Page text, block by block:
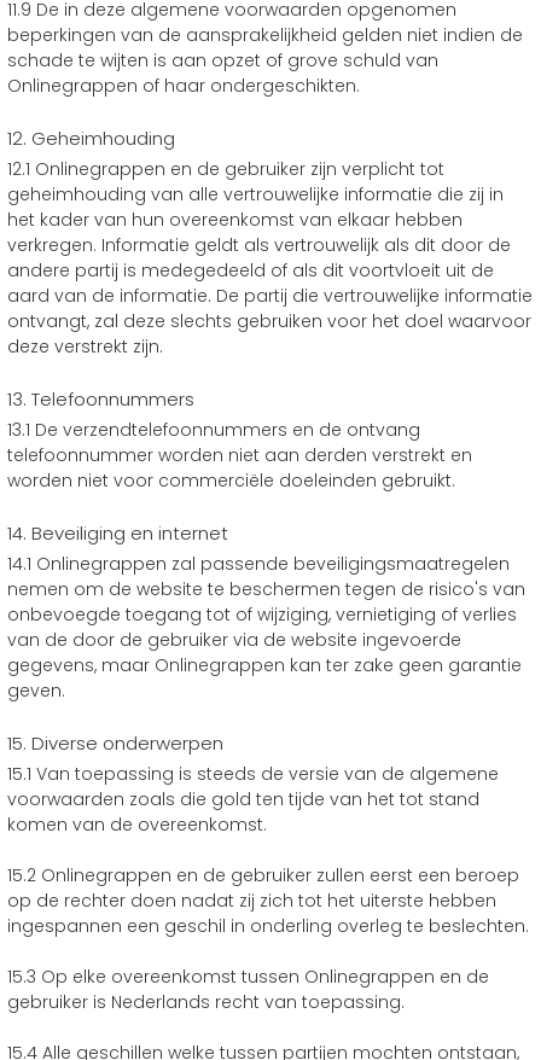
11.9 De in deze algemene voorwaarden opgenomen
beperkingen van de aansprakelijkheid gelden niet indien de
schade te wijten is aan opzet of grove schuld van
Onlinegrappen of haar ondergeschikten.
12. Geheimhouding
12.1 Onlinegrappen en de gebruiker zijn verplicht tot
geheimhouding van alle vertrouwelijke informatie die zij in
het kader van hun overeenkomst van elkaar hebben
verkregen. Informatie geldt als vertrouwelijk als dit door de
andere partij is medegedeeld of als dit voortvloeit uit de
aard van de informatie. De partij die vertrouwelijke informatie
ontvangt, zal deze slechts gebruiken voor het doel waarvoor
deze verstrekt zijn.
13. Telefoonnummers
13.1 De verzendtelefoonnummers en de ontvang
telefoonnummer worden niet aan derden verstrekt en
worden niet voor commerciële doeleinden gebruikt.
14. Beveiliging en internet
14.1 Onlinegrappen zal passende beveiligingsmaatregelen
nemen om de website te beschermen tegen de risico's van
onbevoegde toegang tot of wijziging, vernietiging of verlies
van de door de gebruiker via de website ingevoerde
gegevens, maar Onlinegrappen kan ter zake geen garantie
geven.
15. Diverse onderwerpen
15.1 Van toepassing is steeds de versie van de algemene
voorwaarden zoals die gold ten tijde van het tot stand
komen van de overeenkomst.
15.2 Onlinegrappen en de gebruiker zullen eerst een beroep
op de rechter doen nadat zij zich tot het uiterste hebben
ingespannen een geschil in onderling overleg te beslechten.
15.3 Op elke overeenkomst tussen Onlinegrappen en de
gebruiker is Nederlands recht van toepassing.
15.4 Alle geschillen welke tussen partijen mochten ontstaan,